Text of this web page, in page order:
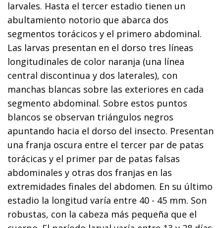
larvales. Hasta el tercer estadio tienen un
abultamiento notorio que abarca dos
segmentos torácicos y el primero abdominal.
Las larvas presentan en el dorso tres líneas
longitudinales de color naranja (una línea
central discontinua y dos laterales), con
manchas blancas sobre las exteriores en cada
segmento abdominal. Sobre estos puntos
blancos se observan triángulos negros
apuntando hacia el dorso del insecto. Presentan
una franja oscura entre el tercer par de patas
torácicas y el primer par de patas falsas
abdominales y otras dos franjas en las
extremidades finales del abdomen. En su último
estadio la longitud varía entre 40 - 45 mm. Son
robustas, con la cabeza más pequeña que el